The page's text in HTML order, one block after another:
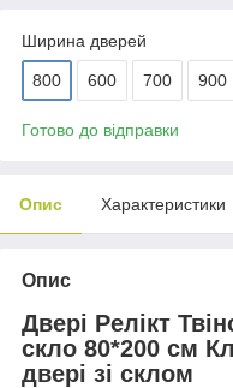
Ширина дверей
800 600 700 900
Готово до відправки
Опис Характеристики
Опис
Двері Релікт
скло 80*200 см
двері зі склом